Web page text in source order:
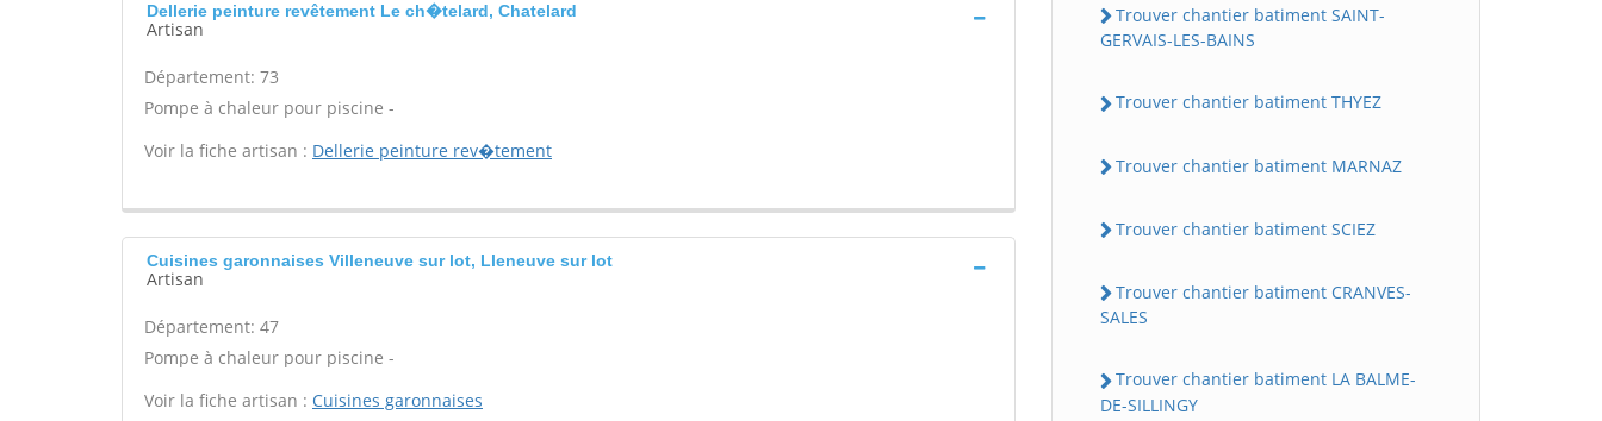
Dellerie peinture revêtement Le ch�telard, Chatelard
Artisan
Département: 73
Pompe à chaleur pour piscine -
Voir la fiche artisan : Dellerie peinture rev�tement
Cuisines garonnaises Villeneuve sur lot, Lleneuve sur lot
Artisan
Département: 47
Pompe à chaleur pour piscine -
Voir la fiche artisan : Cuisines garonnaises
Trouver chantier batiment SAINT-
GERVAIS-LES-BAINS
Trouver chantier batiment THYEZ
Trouver chantier batiment MARNAZ
Trouver chantier batiment SCIEZ
Trouver chantier batiment CRANVES-
SALES
Trouver chantier batiment LA BALME-
DE-SILLINGY